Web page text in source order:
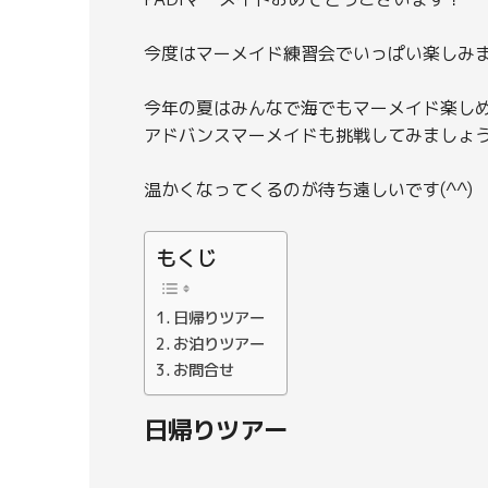
今度はマーメイド練習会でいっぱい楽しみ
今年の夏はみんなで海でもマーメイド楽し
アドバンスマーメイドも挑戦してみましょ
温かくなってくるのが待ち遠しいです(^^)
もくじ
日帰りツアー
お泊りツアー
お問合せ
日帰りツアー